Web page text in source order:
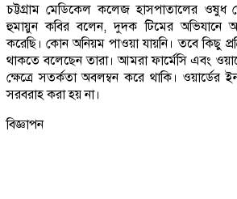
চট্টগ্রাম মেডিকেল কলেজ হাসপাতালের ওষুধ
হুমায়ুন কবির বলেন, দুদক টিমের অভিযানে
করেছি। কোন অনিয়ম পাওয়া যায়নি। তবে কিছু
থাকতে বলেছেন তারা। আমরা ফার্মেসি এবং
ক্ষেত্রে সতর্কতা অবলম্বন করে থাকি। ওয়ার্ডের
সরবরাহ করা হয় না।
বিজ্ঞাপন